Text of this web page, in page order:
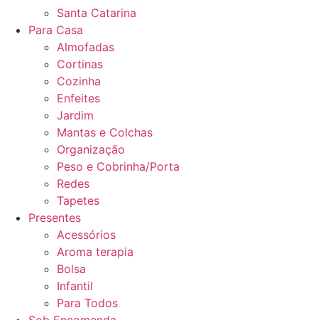
Santa Catarina
Para Casa
Almofadas
Cortinas
Cozinha
Enfeites
Jardim
Mantas e Colchas
Organização
Peso e Cobrinha/Porta
Redes
Tapetes
Presentes
Acessórios
Aroma terapia
Bolsa
Infantil
Para Todos